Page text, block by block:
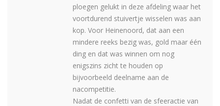
ploegen gelukt in deze afdeling waar het
voortdurend stuivertje wisselen was aan
kop. Voor Heinenoord, dat aan een
mindere reeks bezig was, gold maar één
ding en dat was winnen om nog
enigszins zicht te houden op
bijvoorbeeld deelname aan de
nacompetitie.
Nadat de confetti van de sfeeractie van